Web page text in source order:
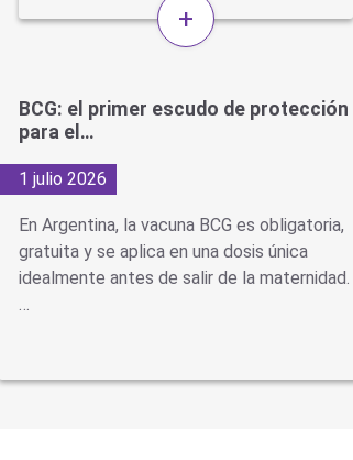
+
BCG: el primer escudo de protección
para el…
1 julio 2026
En Argentina, la vacuna BCG es obligatoria,
gratuita y se aplica en una dosis única
idealmente antes de salir de la maternidad.
…